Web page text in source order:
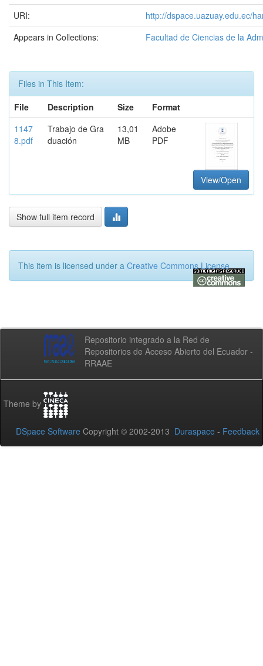
URI:
http://dspace.uazuay.edu.ec/
Appears in Collections:
Facultad de Ciencias de la
Files in This Item:
File
Description Size
Format
1147
8.pdf
Trabajo de Gra
duación
13,01
MB
Adobe
PDF
View/Open
Show full item record
This item is licensed under a Creative Commons License
Repositorio integrado a la Red de
Repositorios de Acceso Abierto del Ecuador -
RRAAE
Theme by
DSpace Software Copyright © 2002-2013 Duraspace - Feedback